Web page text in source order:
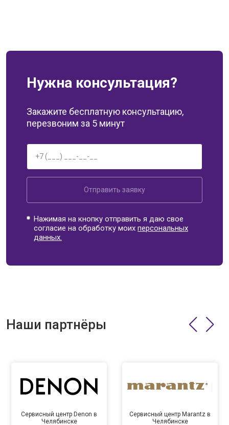
Нужна консультация?
Закажите бесплатную консультацию,
перезвоним за 5 минут
Отправить заявку
Нажимая на кнопку отправить я даю свое
согласие на обработку моихперсональных
данных.
Наши партнёры
Сервисный центр Denon в
Челябинске
Сервисный центр Marantz в
Челябинске